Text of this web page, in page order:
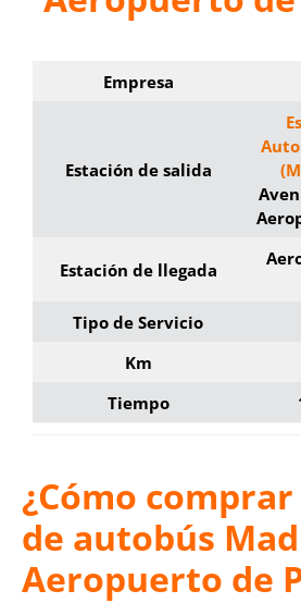
Empresa
Estación de salida
Estación de llegada
Tipo de Servicio
Km
Tiempo
¿Cómo
de autobús
Aeropuerto de